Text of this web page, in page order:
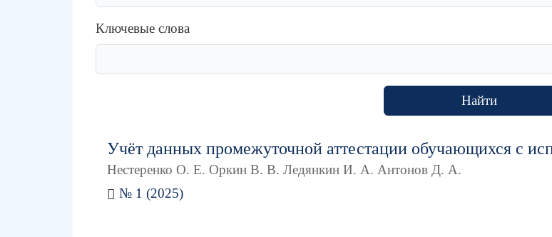
Ключевые слова
Найти
Учёт данных промежуточной аттестации обучающихся с
Нестеренко О. Е. Оркин В. В. Ледянкин И. А. Антонов Д. А.
№ 1 (2025)